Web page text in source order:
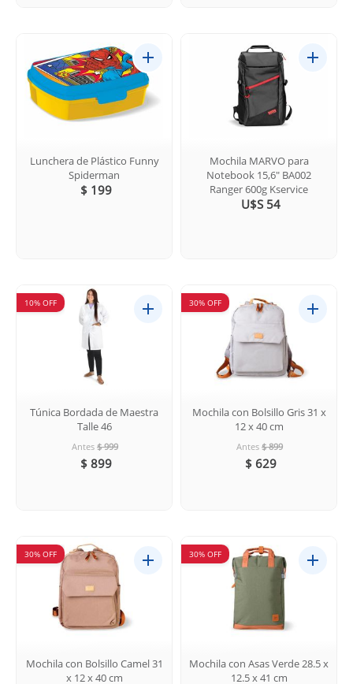
Lunchera de Plástico Funny
Spiderman
$ 199
Mochila MARVO para
Notebook 15,6" BA002
Ranger 600g Kservice
U$S 54
10% OFF
Túnica Bordada de Maestra
Talle 46
Antes $ 999
$ 899
30% OFF
Mochila con Bolsillo Gris 31 x
12 x 40 cm
Antes $ 899
$ 629
30% OFF
Mochila con Bolsillo Camel 31
x 12 x 40 cm
30% OFF
Mochila con Asas Verde 28.5 x
12.5 x 41 cm